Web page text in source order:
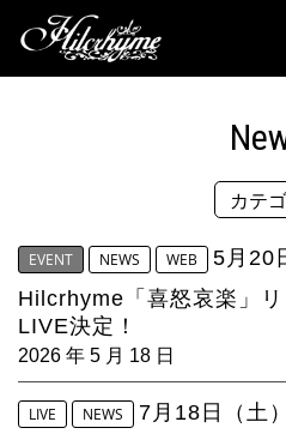
カテ
EVENT NEWS WEB
5月20
Hilcrhyme「喜怒哀楽」
LIVE決定！
2026 年 5 月 18 日
LIVE NEWS
7月18日（土